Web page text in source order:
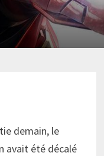
demain, le
avait été décalé